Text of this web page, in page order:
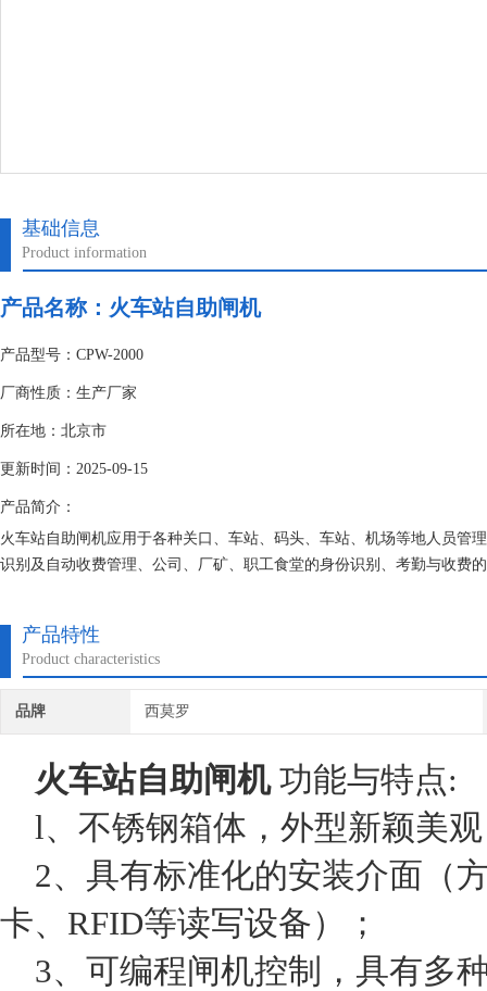
基础信息
Product information
产品名称： 火车站自助闸机
产品型号：CPW-2000
厂商性质：生产厂家
所在地：北京市
更新时间：2025-09-15
产品简介：
火车站自助闸机应用于各种关口、车站、码头、车站、机场等地人员管
识别及自动收费管理、公司、厂矿、职工食堂的身份识别、考勤与收费
产品特性
Product characteristics
品牌 西莫罗
火车站自助闸机功能与特点:
l、不锈钢箱体，外型新颖美
2、具有标准化的安装介面（
卡、RFID等读写设备）；
3、可编程闸机控制，具有多